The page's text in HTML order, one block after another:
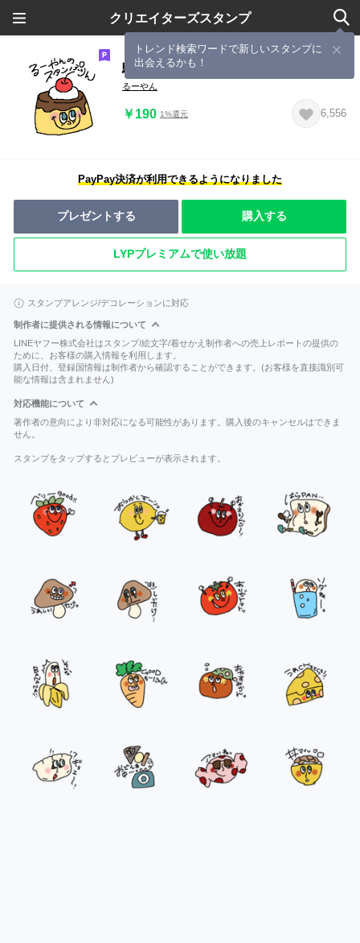
クリエイターズスタンプ
トレンド検索ワードで新しいスタンプに
出会えるかも！
駄洒落とおいしいもん
るーやん
￥190 1%還元 6,556
PayPay決済が利用できるようになりました
プレゼントする 購入する
LYPプレミアムで使い放題
スタンプアレンジ/デコレーションに対応
制作者に提供される情報について
LINEヤフー株式会社はスタンプ/絵文字/着せかえ制作者への売上レポートの提供の
ために、お客様の購入情報を利用します。
購入日付、登録国情報は制作者から確認することができます。(お客様を直接識別可
能な情報は含まれません)
対応機能について
著作者の意向により非対応になる可能性があります。購入後のキャンセルはできま
せん。
スタンプをタップするとプレビューが表示されます。